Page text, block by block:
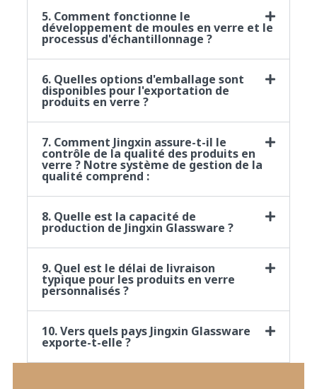
5. Comment fonctionne le
développement de moules en verre et le
processus d'échantillonnage ?
6. Quelles options d'emballage sont
disponibles pour l'exportation de
produits en verre ?
7. Comment Jingxin assure-t-il le
contrôle de la qualité des produits en
verre ? Notre système de gestion de la
qualité comprend :
8. Quelle est la capacité de
production de Jingxin Glassware ?
9. Quel est le délai de livraison
typique pour les produits en verre
personnalisés ?
10. Vers quels pays Jingxin Glassware
exporte-t-elle ?